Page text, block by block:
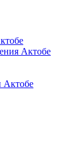
Актобе
Актобе